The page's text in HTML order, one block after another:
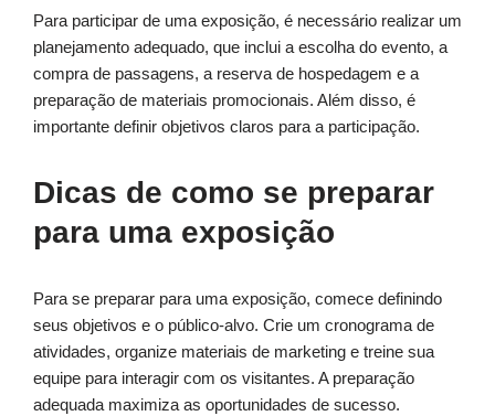
Para participar de uma exposição, é necessário realizar um
planejamento adequado, que inclui a escolha do evento, a
compra de passagens, a reserva de hospedagem e a
preparação de materiais promocionais. Além disso, é
importante definir objetivos claros para a participação.
Dicas de como se preparar
para uma exposição
Para se preparar para uma exposição, comece definindo
seus objetivos e o público-alvo. Crie um cronograma de
atividades, organize materiais de marketing e treine sua
equipe para interagir com os visitantes. A preparação
adequada maximiza as oportunidades de sucesso.